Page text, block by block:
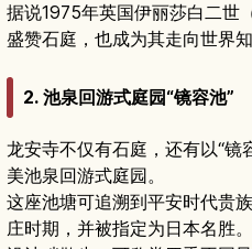
据说1975年英国伊丽莎白二世
盛赞石庭，也成为其走向世界
2. 池泉回游式庭园“镜容池”
龙安寺不仅有石庭，还有以“
美池泉回游式庭园。
这座池塘可追溯到平安时代贵
庄时期，并被指定为日本名胜。